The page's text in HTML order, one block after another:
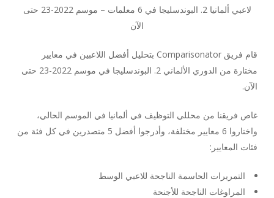
لاعبي ألمانيا 2. البوندسليجا في 6 معلمات – موسم 2022-23 حتى
الآن
قام فريق Comparisonator بتحليل أفضل اللاعبين في معايير
مختارة من الدوري الألماني 2. البوندسليجا في موسم 2022-23 حتى
الآن.
غاص فريقنا من محللي التوظيف في ألمانيا في الموسم الحالي،
واختاروا 6 معايير مختلفة، وأدرجوا أفضل 5 متصدرين في كل فئة من
فئات المعايير:
التمريرات الحاسمة الناجحة للاعبي الوسط
المراوغات الناجحة للأجنحة